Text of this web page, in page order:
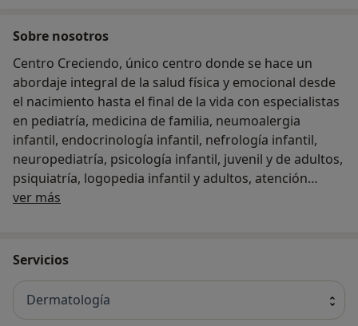
Sobre nosotros
Centro Creciendo, único centro donde se hace un
abordaje integral de la salud física y emocional desde
el nacimiento hasta el final de la vida con especialistas
en pediatría, medicina de familia, neumoalergia
infantil, endocrinología infantil, nefrología infantil,
neuropediatría, psicología infantil, juvenil y de adultos,
psiquiatría, logopedia infantil y adultos, atención
temprana, dermatología infantil y de adultos, medicina
ver más
Servicios
Dermatología